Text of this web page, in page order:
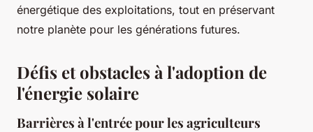
énergétique des exploitations, tout en préservant
notre planète pour les générations futures.
Défis et obstacles à l'adoption de
l'énergie solaire
Barrières à l'entrée pour les agriculteurs